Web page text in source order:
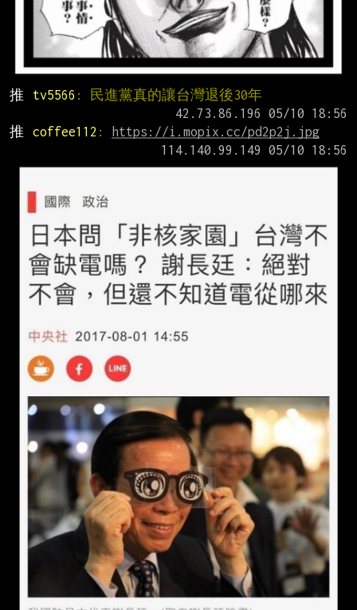
推 tv5566 : 民進黨真的讓台灣退後30年
推
coffee112 :
https://i.mopix.cc/pd2p2j.jpg